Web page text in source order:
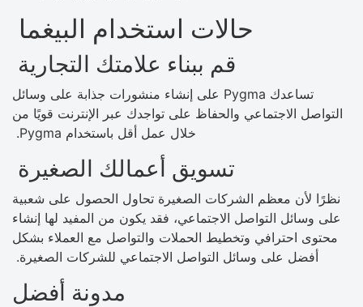
حالات استخدام البيغما
قم ببناء علامتك التجارية
تساعدك Pygma على إنشاء منشورات جذابة على وسائل
التواصل الاجتماعي والحفاظ على تواجدك عبر الإنترنت قويًا من
خلال عمل أقل باستخدام Pygma.
تسويق أعمالك الصغيرة
نظرًا لأن معظم الشركات الصغيرة تحاول الحصول على شعبية
على وسائل التواصل الاجتماعي، فقد يكون من المفيد لها إنشاء
محتوى احترافي وتخطيط الحملات والتواصل مع العملاء بشكل
أفضل على وسائل التواصل الاجتماعي للشركات الصغيرة.
مدونة أفضل